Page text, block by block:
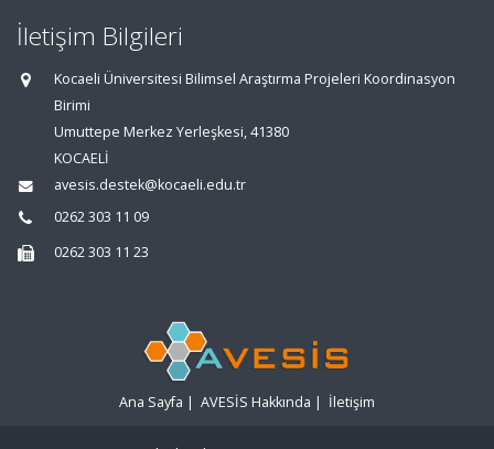
İletişim Bilgileri
Kocaeli Üniversitesi Bilimsel Araştırma Projeleri Koordinasyon
Birimi
Umuttepe Merkez Yerleşkesi, 41380
KOCAELİ
avesis.destek@kocaeli.edu.tr
0262 303 11 09
0262 303 11 23
Ana Sayfa | AVESİS Hakkında | İletişim